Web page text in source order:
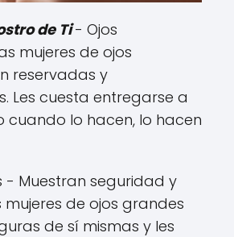
de Ti - Ojos
mujeres de ojos
reservadas y
Les cuesta entregarse a
cuando lo hacen, lo hacen
- Muestran seguridad y
mujeres de ojos grandes
de sí mismas y les